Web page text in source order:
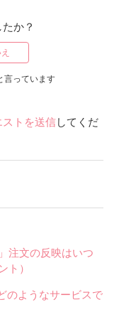
か？
言っています
ストを送信してくだ
注文の反映はいつ
ト）
のようなサービスで